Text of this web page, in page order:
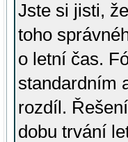
Jste si jisti,
toho
o letní čas.
standardním
rozdíl.
dobu trvání